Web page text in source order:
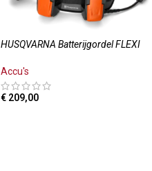
HUSQVARNA Batterijgordel FLEXI
Accu's
€ 209,00